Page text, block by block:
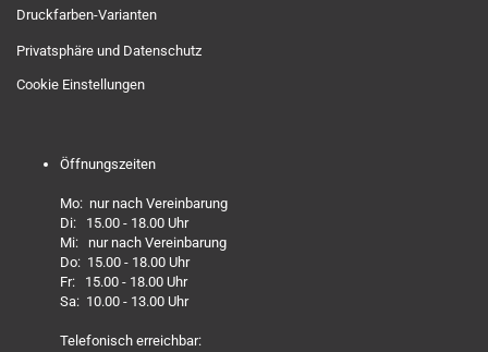
Druckfarben-Varianten
Privatsphäre und Datenschutz
Cookie Einstellungen
Öffnungszeiten
Mo: nur nach Vereinbarung
Di: 15.00 - 18.00 Uhr
Mi: nur nach Vereinbarung
Do: 15.00 - 18.00 Uhr
Fr: 15.00 - 18.00 Uhr
Sa: 10.00 - 13.00 Uhr
Telefonisch erreichbar: